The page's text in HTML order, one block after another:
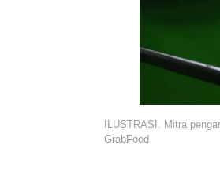
ILUSTRASI. Mitra
GrabFood